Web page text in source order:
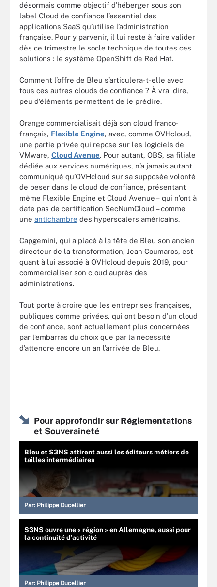
désormais comme objectif d’héberger sous son
label Cloud de confiance l’essentiel des
applications SaaS qu’utilise l’administration
française. Pour y parvenir, il lui reste à faire valider
dès ce trimestre le socle technique de toutes ces
solutions : le système OpenShift de Red Hat.
Comment l’offre de Bleu s’articulera-t-elle avec
tous ces autres clouds de confiance ? À vrai dire,
peu d’éléments permettent de le prédire.
Orange commercialisait déjà son cloud franco-
français, Flexible Engine, avec, comme OVHcloud,
une partie privée qui repose sur les logiciels de
VMware, Cloud Avenue. Pour autant, OBS, sa filiale
dédiée aux services numériques, n’a jamais autant
communiqué qu’OVHcloud sur sa supposée volonté
de peser dans le cloud de confiance, présentant
même Flexible Engine et Cloud Avenue – qui n’ont à
date pas de certification SecNumCloud – comme
une antichambre des hyperscalers américains.
Capgemini, qui a placé à la tête de Bleu son ancien
directeur de la transformation, Jean Coumaros, est
quant à lui associé à OVHcloud depuis 2019, pour
commercialiser son cloud auprès des
administrations.
Tout porte à croire que les entreprises françaises,
publiques comme privées, qui ont besoin d’un cloud
de confiance, sont actuellement plus concernées
par l’embarras du choix que par la nécessité
d’attendre encore un an l’arrivée de Bleu.
Pour approfondir sur Réglementations
et Souveraineté
Bleu et S3NS attirent aussi les éditeurs métiers de
tailles intermédiaires
Par: Philippe Ducellier
S3NS ouvre une « région » en Allemagne, aussi pour
la continuité d’activité
Par: Philippe Ducellier